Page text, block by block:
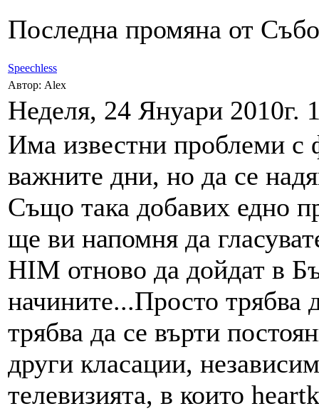
Последна промяна от
Speechless
Автор: Alex
Неделя, 24 Януари 2010г.
Има известни проблеми с
важните дни, но да се
Също така добавих едно
ще ви напомня да
HIM отново да дойдат в
начините...Просто трябва
трябва да се върти
други класации,
телевизията, в които